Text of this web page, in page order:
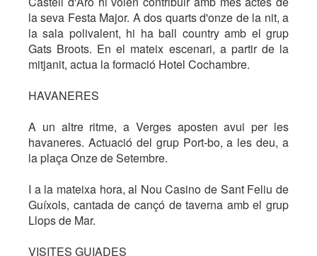
la seva Festa Major. A dos quarts d'onze de la nit, a
la sala polivalent, hi ha ball country amb el grup
Gats Broots. En el mateix escenari, a partir de la
mitjanit, actua la formació Hotel Cochambre.
HAVANERES
A un altre ritme, a Verges aposten avui per les
havaneres. Actuació del grup Port-bo, a les deu, a
la plaça Onze de Setembre.
I a la mateixa hora, al Nou Casino de Sant Feliu de
Guíxols, cantada de cançó de taverna amb el grup
Llops de Mar.
VISITES GUIADES